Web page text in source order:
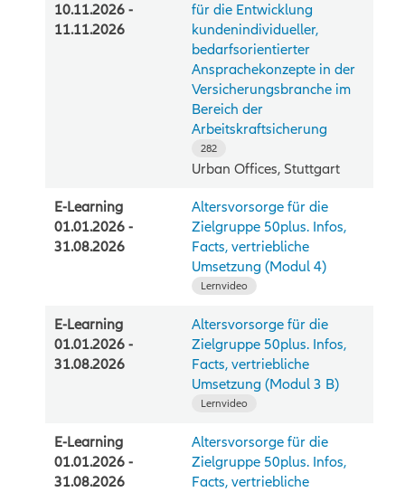
10.11.2026 -
11.11.2026
für die Entwicklung
kundenindividueller,
bedarfsorientierter
Ansprachekonzepte in der
Versicherungsbranche im
Bereich der
Arbeitskraftsicherung
282
Urban Offices, Stuttgart
E-Learning
01.01.2026 -
31.08.2026
Altersvorsorge für die
Zielgruppe 50plus. Infos,
Facts, vertriebliche
Umsetzung (Modul 4)
Lernvideo
E-Learning
01.01.2026 -
31.08.2026
Altersvorsorge für die
Zielgruppe 50plus. Infos,
Facts, vertriebliche
Umsetzung (Modul 3 B)
Lernvideo
E-Learning
01.01.2026 -
31.08.2026
Altersvorsorge für die
Zielgruppe 50plus. Infos,
Facts, vertriebliche